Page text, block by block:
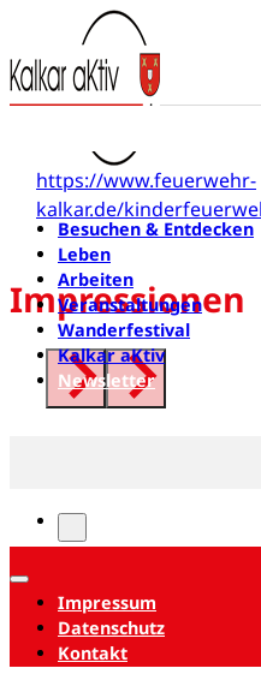
Besuchen & Entdecken
Leben
Arbeiten
Veranstaltungen
Wanderfestival
Kalkar aKtiv
Newsletter
Kinderfeuerwehr
Reeser Straße 90
https://www.feuerwehr-
kalkar.de/
Impressionen
Impressum
Datenschutz
Kontakt